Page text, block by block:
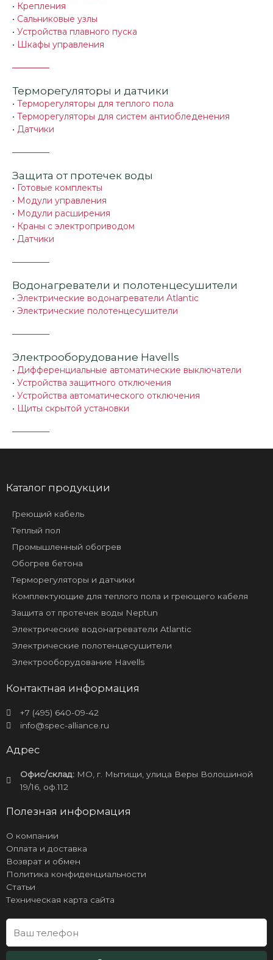
• Крепления
• Сальниковые узлы
• Устройства плавного пуска
• Шкафы управления
Терморегуляторы и датчики
• Терморегуляторы для теплого пола
• Терморегуляторы для систем антиобледенения
• Датчики
Защита от протечек воды
• Готовые комплекты
• Модули управления
• Модули расширения
• Краны с электроприводом
• Датчики
Водонагреватели и полотенцесушители
• Электрические водонагреватели Atlantic
• Электрические полотенцесушители
Электрооборудование Havells
• Дифференциальные автоматические выключатели
• Устройства защитного отключения
• Устройства автоматического отключения
• Щиты скрытой установки
Каталог продукции
Греющий кабель
Теплый пол
Промышленный обогрев
Обогрев бетона
Терморегуляторы и датчики
Комплектующие для теплого пола и греющего кабеля
Защита от протечек воды Neptun
Электрические водонагреватели Atlantic
Электрические полотенцесушители
Электрооборудование Havells
Контактная информация
+7 (495) 640-09-42
info@spec-alliance.ru
Адрес
Офис/склад:МО, г. Мытищи, улица Веры Волошиной
19/16, оф.112
Полезная информация
О компании
Оплата и доставка
Возврат и обмен
Политика конфиденциальности
Статьи
Техническая карта сайта